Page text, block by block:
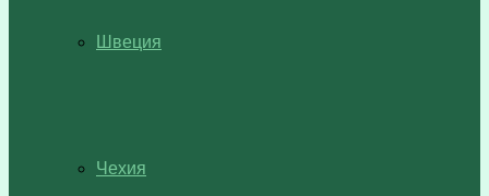
Швеция
Чехия